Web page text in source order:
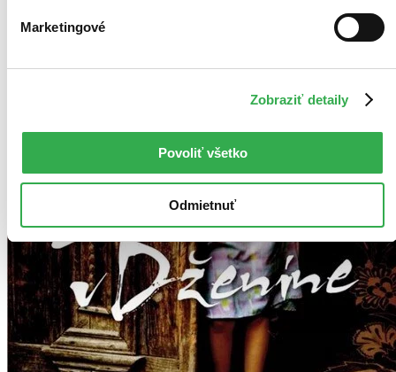
Marketingové
Zobraziť detaily
Povoliť všetko
Odmietnuť